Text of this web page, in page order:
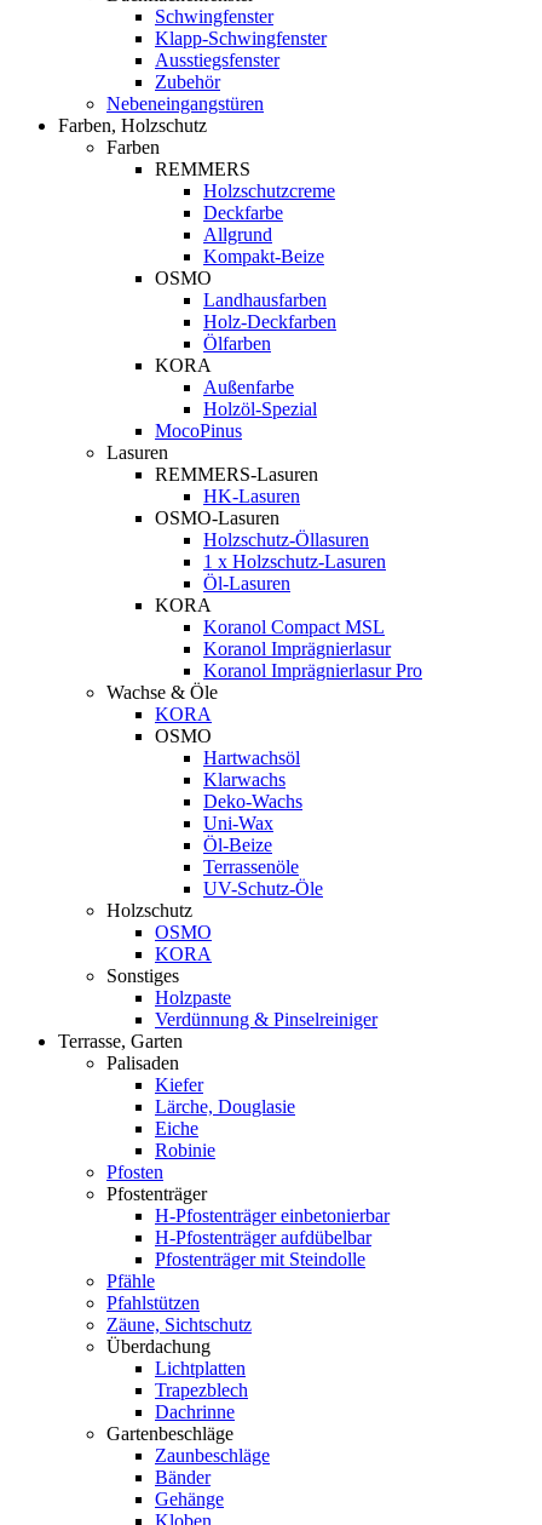
Schwingfenster
Klapp-Schwingfenster
Ausstiegsfenster
Zubehör
Nebeneingangstüren
Farben, Holzschutz
Farben
REMMERS
Holzschutzcreme
Deckfarbe
Allgrund
Kompakt-Beize
OSMO
Landhausfarben
Holz-Deckfarben
Ölfarben
KORA
Außenfarbe
Holzöl-Spezial
MocoPinus
Lasuren
REMMERS-Lasuren
HK-Lasuren
OSMO-Lasuren
Holzschutz-Öllasuren
1 x Holzschutz-Lasuren
Öl-Lasuren
KORA
Koranol Compact MSL
Koranol Imprägnierlasur
Koranol Imprägnierlasur Pro
Wachse & Öle
KORA
OSMO
Hartwachsöl
Klarwachs
Deko-Wachs
Uni-Wax
Öl-Beize
Terrassenöle
UV-Schutz-Öle
Holzschutz
OSMO
KORA
Sonstiges
Holzpaste
Verdünnung & Pinselreiniger
Terrasse, Garten
Palisaden
Kiefer
Lärche, Douglasie
Eiche
Robinie
Pfosten
Pfostenträger
H-Pfostenträger einbetonierbar
H-Pfostenträger aufdübelbar
Pfostenträger mit Steindolle
Pfähle
Pfahlstützen
Zäune, Sichtschutz
Überdachung
Lichtplatten
Trapezblech
Dachrinne
Gartenbeschläge
Zaunbeschläge
Bänder
Gehänge
Kloben